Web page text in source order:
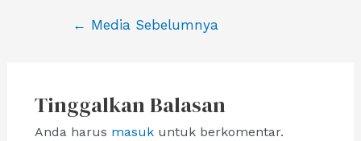
Navigasi
← Media Sebelumnya
Tinggalkan Balasan
Anda harus masukuntuk berkomentar.